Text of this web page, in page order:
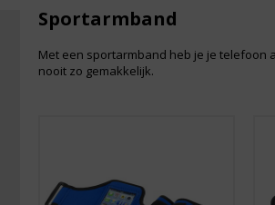
Sportarmband
Met een sportarmband heb je je telefoon
nooit zo gemakkelijk.